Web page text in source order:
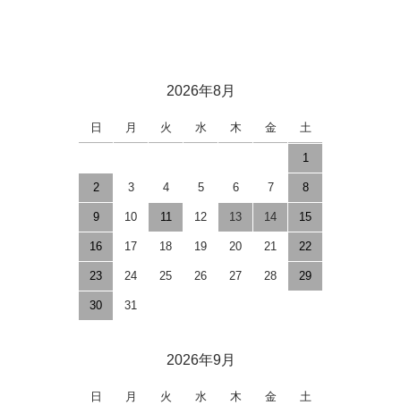
2026年8月
日 月 火 水 木 金 土
1
2 3 4 5 6 7 8
9 10 11 12 13 14 15
16 17 18 19 20 21 22
23 24 25 26 27 28 29
30 31
2026年9月
日 月 火 水 木 金 土